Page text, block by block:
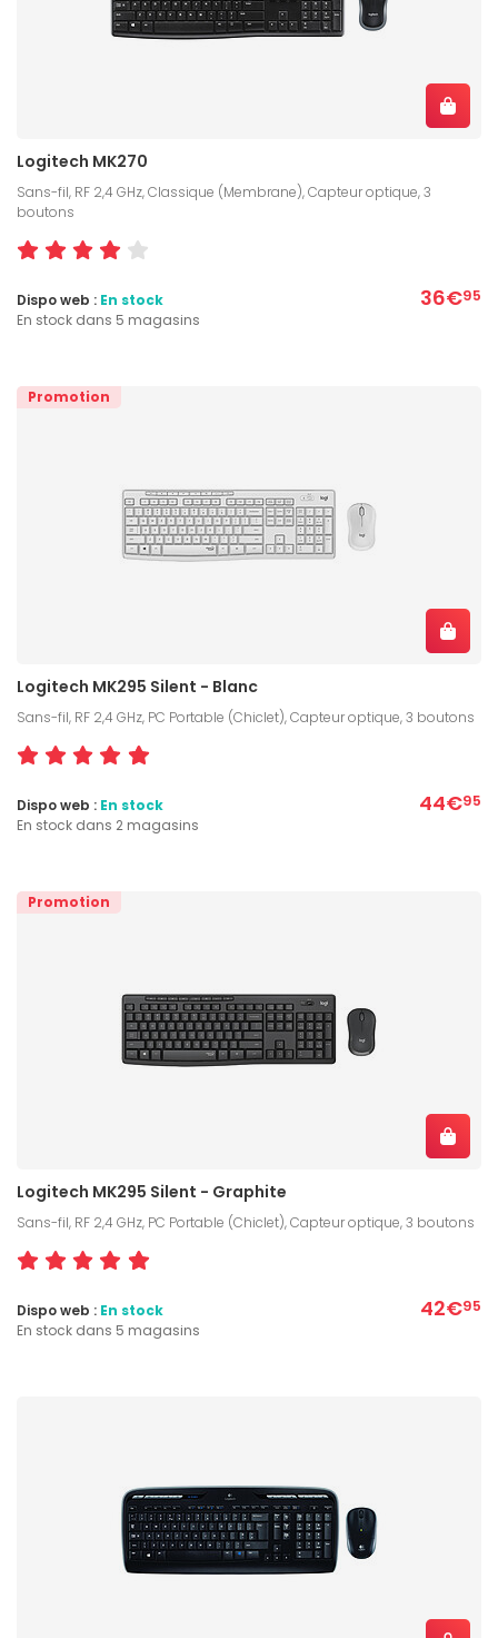
Logitech MK270
Sans-fil, RF 2,4 GHz, Classique (Membrane), Capteur optique, 3
boutons
36€95
Dispo web : En stock
En stock dans 5 magasins
Promotion
Logitech MK295 Silent - Blanc
Sans-fil, RF 2,4 GHz, PC Portable (Chiclet), Capteur optique, 3 boutons
44€95
Dispo web : En stock
En stock dans 2 magasins
Promotion
Logitech MK295 Silent - Graphite
Sans-fil, RF 2,4 GHz, PC Portable (Chiclet), Capteur optique, 3 boutons
42€95
Dispo web : En stock
En stock dans 5 magasins